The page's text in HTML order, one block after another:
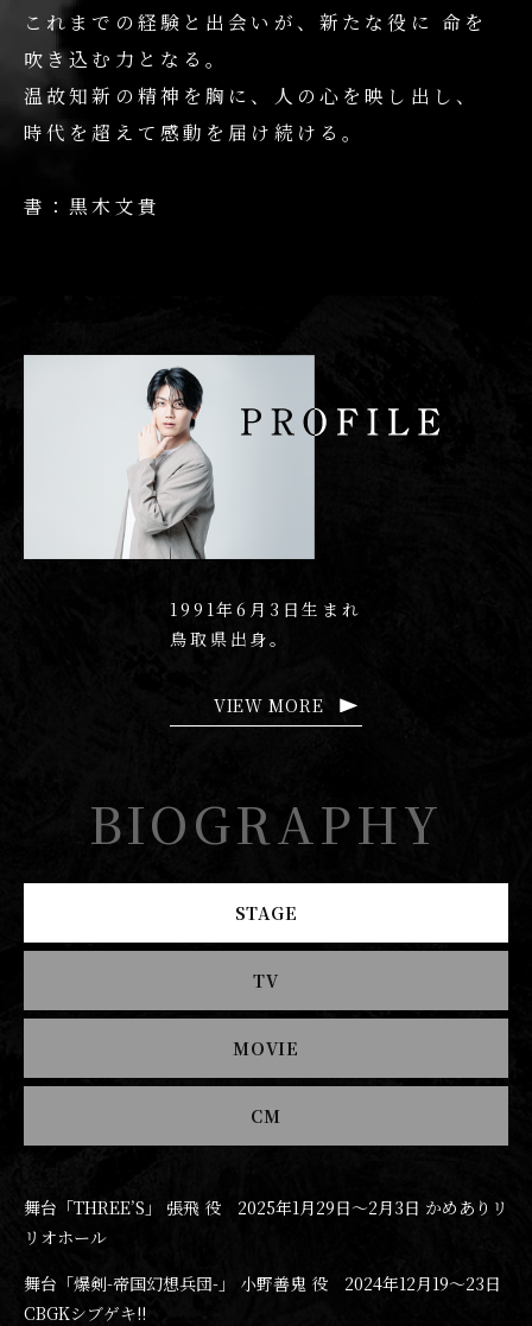
これまでの経験と出会いが、新たな役に 命を
吹き込む力となる。
温故知新の精神を胸に、人の心を映し出し、
時代を超えて感動を届け続ける。
書：黒木文貴
1991年6月3日生まれ
鳥取県出身。
VIEW MORE
BIOGRAPHY
STAGE
TV
MOVIE
CM
舞台「THREE’S」 張飛 役 2025年1月29日〜2月3日 かめありリ
リオホール
舞台「爆剣-帝国幻想兵団-」 小野善鬼 役 2024年12月19〜23日
CBGKシブゲキ!!